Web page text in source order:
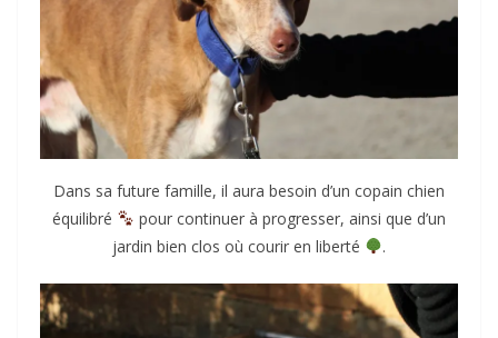
Dans sa future famille, il aura besoin d’un copain chien
équilibré
pour continuer à progresser, ainsi que d’un
jardin bien clos où courir en liberté
.